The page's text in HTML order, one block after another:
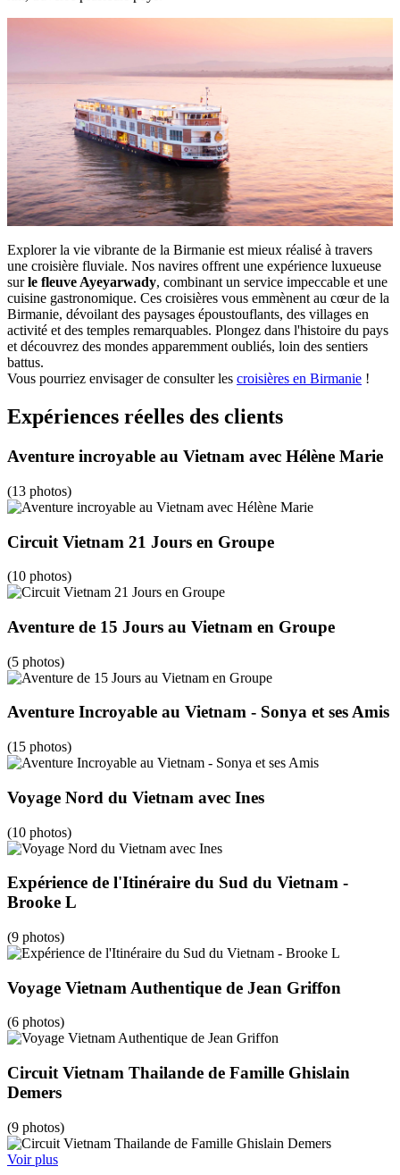
Explorer la vie vibrante de la Birmanie est mieux réalisé à travers
une croisière fluviale. Nos navires offrent une expérience luxueuse
surle fleuve Ayeyarwady, combinant un service impeccable et une
cuisine gastronomique. Ces croisières vous emmènent au cœur de la
Birmanie, dévoilant des paysages époustouflants, des villages en
activité et des temples remarquables. Plongez dans l'histoire du pays
et découvrez des mondes apparemment oubliés, loin des sentiers
battus.
Vous pourriez envisager de consulter les croisières en Birmanie !
Expériences réelles des clients
Aventure incroyable au Vietnam avec Hélène Marie
(13 photos)
Circuit Vietnam 21 Jours en Groupe
(10 photos)
Aventure de 15 Jours au Vietnam en Groupe
(5 photos)
Aventure Incroyable au Vietnam - Sonya et ses Amis
(15 photos)
Voyage Nord du Vietnam avec Ines
(10 photos)
Expérience de l'Itinéraire du Sud du Vietnam -
Brooke L
(9 photos)
Voyage Vietnam Authentique de Jean Griffon
(6 photos)
Circuit Vietnam Thailande de Famille Ghislain
Demers
(9 photos)
Voir plus